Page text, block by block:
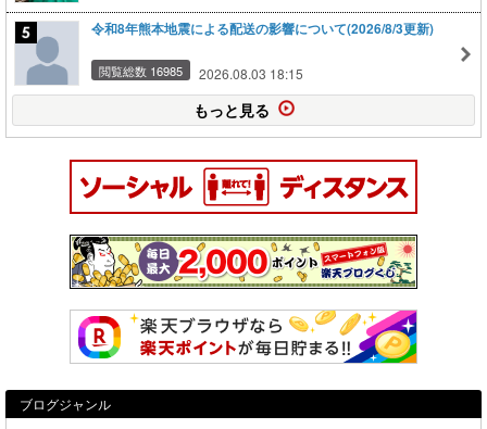
令和8年熊本地震による配送の影響について(2026/8/3更新)
閲覧総数 16985 2026.08.03 18:15
もっと見る
ブログジャンル